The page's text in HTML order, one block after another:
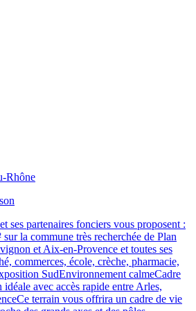
Rhône
ses partenaires fonciers vous proposent :
la commune très recherchée de Plan
et Aix-en-Provence et toutes ses
commerces, école, crèche, pharmacie,
SudEnvironnement calmeCadre
avec accès rapide entre Arles,
terrain vous offrira un cadre de vie